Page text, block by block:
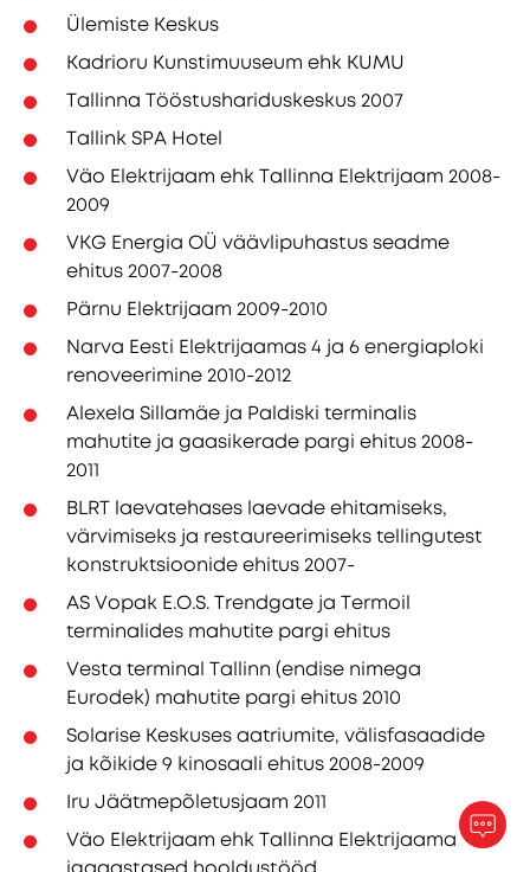
Ülemiste Keskus
Kadrioru Kunstimuuseum ehk KUMU
Tallinna Tööstushariduskeskus 2007
Tallink SPA Hotel
Väo Elektrijaam ehk Tallinna Elektrijaam 2008-
2009
VKG Energia OÜ väävlipuhastus seadme
ehitus 2007-2008
Pärnu Elektrijaam 2009-2010
Narva Eesti Elektrijaamas 4 ja 6 energiaploki
renoveerimine 2010-2012
Alexela Sillamäe ja Paldiski terminalis
mahutite ja gaasikerade pargi ehitus 2008-
2011
BLRT laevatehases laevade ehitamiseks,
värvimiseks ja restaureerimiseks tellingutest
konstruktsioonide ehitus 2007-
AS Vopak E.O.S. Trendgate ja Termoil
terminalides mahutite pargi ehitus
Vesta terminal Tallinn (endise nimega
Eurodek) mahutite pargi ehitus 2010
Solarise Keskuses aatriumite, välisfasaadide
ja kõikide 9 kinosaali ehitus 2008-2009
Iru Jäätmepõletusjaam 2011
Väo Elektrijaam ehk Tallinna Elektrijaama